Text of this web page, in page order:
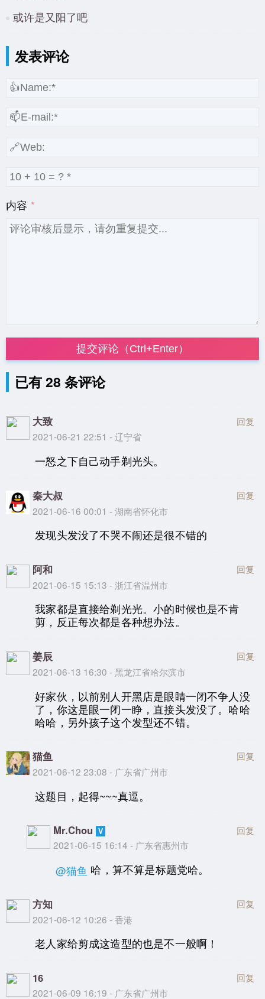
或许是又阳了吧
发表评论
内容
提交评论（Ctrl+Enter）
已有 28 条评论
大致
2021-06-21 22:51 - 辽宁省
回复
一怒之下自己动手剃光头。
秦大叔
2021-06-16 00:01 - 湖南省怀化市
回复
发现头发没了不哭不闹还是很不错的
阿和
2021-06-15 15:13 - 浙江省温州市
回复
我家都是直接给剃光光。小的时候也是不肯
剪，反正每次都是各种想办法。
姜辰
2021-06-13 16:30 - 黑龙江省哈尔滨市
回复
好家伙，以前别人开黑店是眼睛一闭不争人没
了，你这是眼一闭一睁，直接头发没了。哈哈
哈哈，另外孩子这个发型还不错。
猫鱼
2021-06-12 23:08 - 广东省广州市
回复
这题目，起得~~~真逗。
Mr.Chou
2021-06-15 16:14 - 广东省惠州市
回复
@猫鱼 哈，算不算是标题党哈。
方知
2021-06-12 10:26 - 香港
回复
老人家给剪成这造型的也是不一般啊！
16
2021-06-09 16:19 - 广东省广州市
回复